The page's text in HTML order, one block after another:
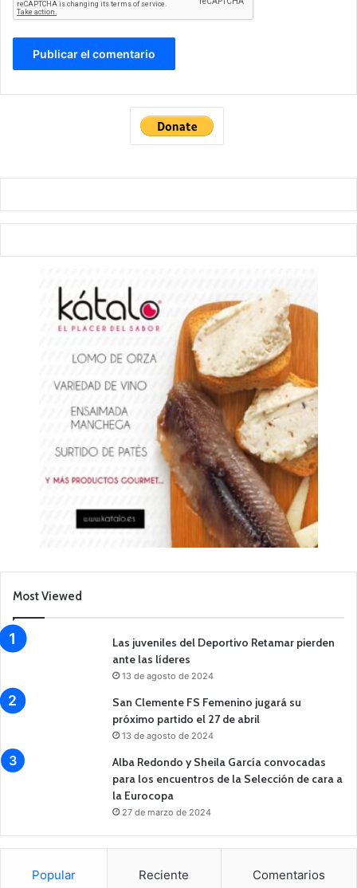
Most Viewed
Las juveniles del Deportivo Retamar pierden
ante las líderes
13 de agosto de 2024
San Clemente FS Femenino jugará su
próximo partido el 27 de abril
13 de agosto de 2024
Alba Redondo y Sheila García convocadas
para los encuentros de la Selección de cara a
la Eurocopa
27 de marzo de 2024
Popular Reciente Comentarios